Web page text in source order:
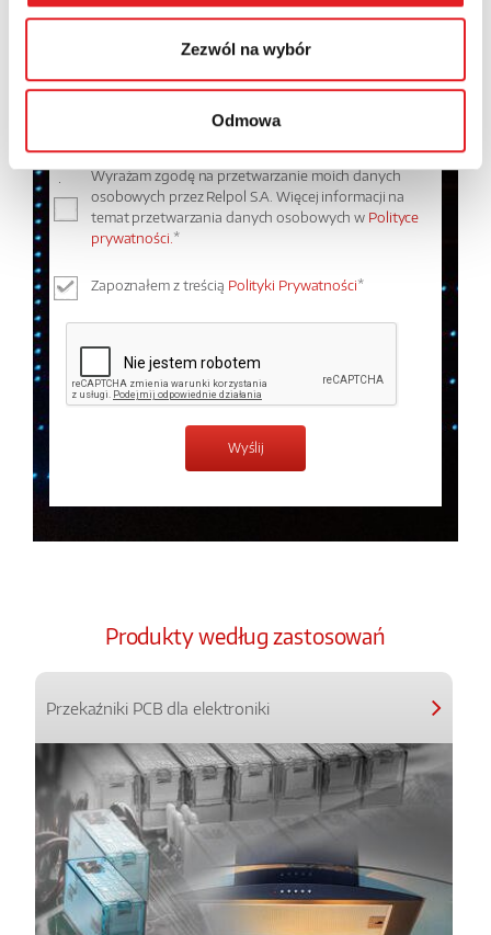
Zezwól na wybór
Odmowa
Treść: *
Wyrażam zgodę na przetwarzanie moich danych
osobowych przez Relpol S.A. Więcej informacji na
temat przetwarzania danych osobowych w Polityce
prywatności.*
Zapoznałem z treścią Polityki Prywatności*
Produkty według zastosowań
Przekaźniki PCB dla elektroniki